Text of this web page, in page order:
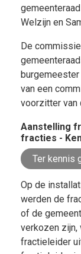
Welzijn en
De
van een
voorzitter van
Aanstelling
fracties -
Ter kennis
Op de
werden de
of de
verkozen zijn,
fractieleider